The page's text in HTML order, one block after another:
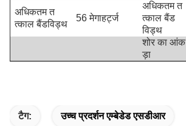
अधिकतम त
त्काल बैंडविड्थ
56 मेगाहर्ट्ज
अधिकतम त
त्काल बैंड
विड्थ
शोर का आंक
ड़ा
टैग: उच्च प्रदर्शन एम्बेडेड एसडीआर